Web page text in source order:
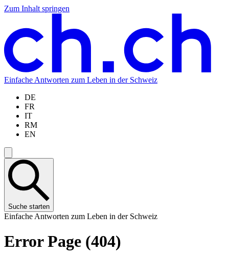
Zum Inhalt springen
Zum
springen
Zur
springen
Zur
springen
Zur
springen
Einfache Antworten zum Leben in der Schweiz
DE
FR
IT
RM
EN
Suche starten
Einfache Antworten zum Leben in der Schweiz
Error Page (404)